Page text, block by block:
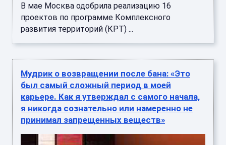
В мае Москва одобрила реализацию 16
проектов по программе Комплексного
развития территорий (КРТ) ...
Мудрик о возвращении после бана: «Это
был самый сложный период в моей
карьере. Как я утверждал с самого начала,
я никогда сознательно или намеренно не
принимал запрещенных веществ»